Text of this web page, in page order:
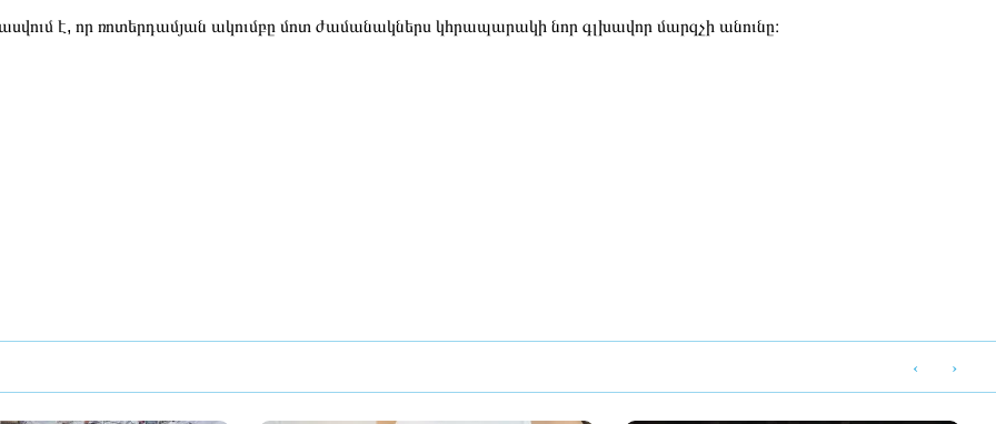
է, որ ռոտերդամյան ակումբը մոտ ժամանակներս կհրապարակի նոր գլխավոր մարզչի անունը։
‹ ›